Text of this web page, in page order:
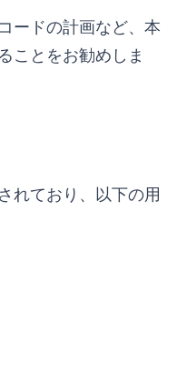
ードの計画など、本
ことをお勧めしま
れており、以下の用